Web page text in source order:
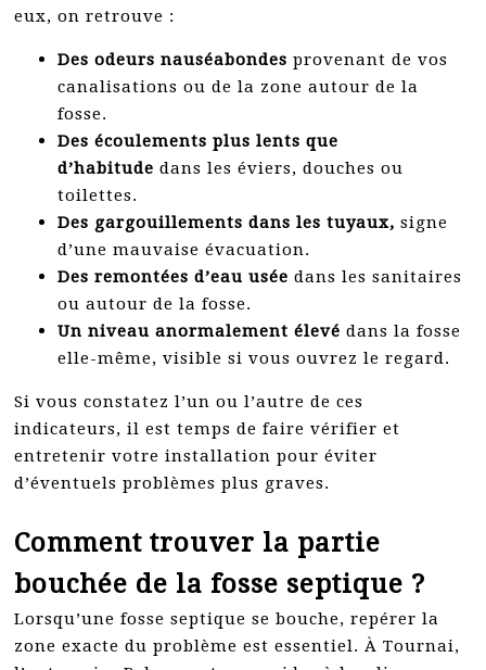
eux, on retrouve :
Des odeurs nauséabondes provenant de vos
canalisations ou de la zone autour de la
fosse.
Des écoulements plus lents que
d’habitude dans les éviers, douches ou
toilettes.
Des gargouillements dans les tuyaux, signe
d’une mauvaise évacuation.
Des remontées d’eau usée dans les sanitaires
ou autour de la fosse.
Un niveau anormalement élevé dans la fosse
elle-même, visible si vous ouvrez le regard.
Si vous constatez l’un ou l’autre de ces
indicateurs, il est temps de faire vérifier et
entretenir votre installation pour éviter
d’éventuels problèmes plus graves.
Comment trouver la partie
bouchée de la fosse septique ?
Lorsqu’une fosse septique se bouche, repérer la
zone exacte du problème est essentiel. À Tournai,